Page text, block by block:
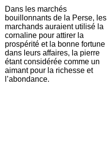
Dans les marchés
bouillonnants de la Perse, les
marchands auraient utilisé la
cornaline pour attirer la
prospérité et la bonne fortune
dans leurs affaires, la pierre
étant considérée comme un
aimant pour la richesse et
l’abondance.